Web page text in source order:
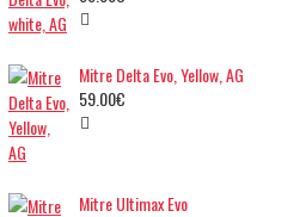
Mitre Delta Evo, Yellow, AG
59.00€
Mitre Ultimax Evo